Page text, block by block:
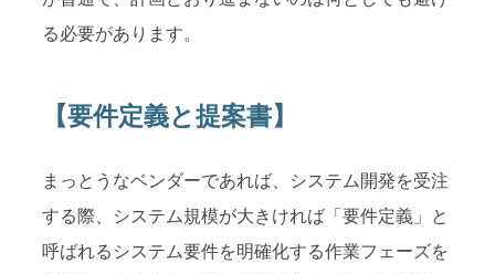
る必要があります。
【要件定義と提案書】
まっとうなベンダーであれば、システム開発を受注
する際、システム規模が大きければ「要件定義」と
呼ばれるシステム要件を明確化する作業フェーズを